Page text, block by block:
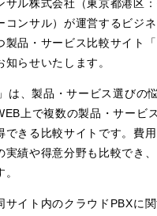
サル株式会社（東京都港区
コンサル）が運営するビジ
製品・サービス比較サイト
知らせいたします。
は、製品・サービス選びの
上で複数の製品・サービ
できる比較サイトです。費
実績や得意分野も比較でき
サイト内のクラウドPBXに関